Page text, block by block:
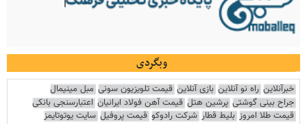
وبگردی
خبرآنلاین راه نو آنلاین بازی آنلاین قیمت تلویزیون سونی مبل مینیمال
جراح بینی گوشتی پرشین هتل قیمت آهن فولاد ایرانیان اعتبارسنجی بانکی
قیمت طلا امروز بلیط قطار شرکت رادوکو قیمت پروفیل سایت یوتوتایمز